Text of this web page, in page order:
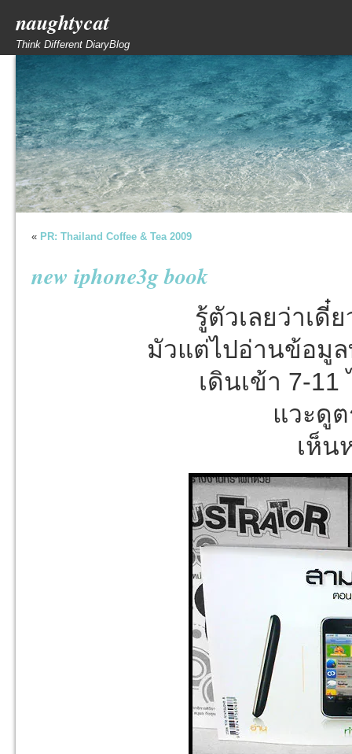
naughtycat
Think Different DiaryBlog
« PR: Thailand Coffee & Tea 2009
new iphone3g book
รู้ตัวเลยว่าเดี๋
มัวแต่ไปอ่านข้อมูล
เดินเข้า 7-
แวะดู
เห็น